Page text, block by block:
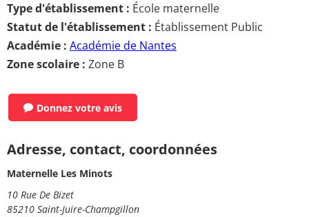
Type d'établissement : École maternelle
Statut de l'établissement : Établissement Public
Académie : Académie de Nantes
Zone scolaire : Zone B
Donnez votre avis
Adresse, contact, coordonnées
Maternelle Les Minots
10 Rue De Bizet
85210 Saint-Juire-Champgillon